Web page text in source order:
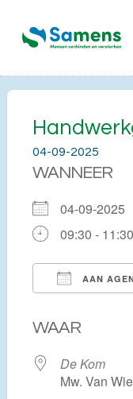
04-09-2025
WANNEER
04-09-2025
09:30 - 11:30
AAN
WAAR
De Kom
Mw. Van